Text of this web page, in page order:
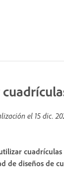
el 15 dic.
cuadrículas
de diseños de